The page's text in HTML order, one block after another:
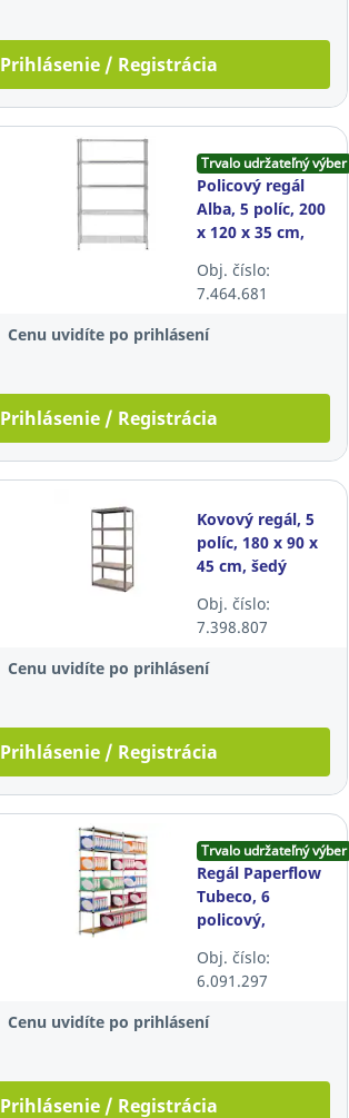
Prihlásenie / Registrácia
Trvalo udržateľný výber
Policový regál
Alba, 5 políc, 200
x 120 x 35 cm,
Obj. číslo:
7.464.681
Cenu uvidíte po prihlásení
Prihlásenie / Registrácia
Kovový regál, 5
políc, 180 x 90 x
45 cm, šedý
Obj. číslo:
7.398.807
Cenu uvidíte po prihlásení
Prihlásenie / Registrácia
Trvalo udržateľný výber
Regál Paperflow
Tubeco, 6
policový,
350 mm, nosnosť
80kg
Obj. číslo:
6.091.297
Cenu uvidíte po prihlásení
Prihlásenie / Registrácia